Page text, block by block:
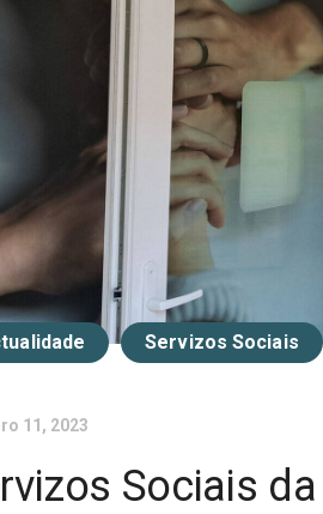
Servizos Sociais
11, 2023
Sociais